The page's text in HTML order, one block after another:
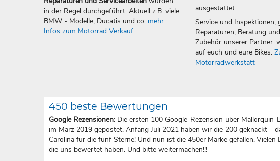
in der Regel durchgeführt. Aktuell z.B. viele
BMW - Modelle, Ducatis und co. mehr
Infos zum Motorrad Verkauf
ausgestattet.
Service und Inspektionen,
Reparaturen, Beratung
Zubehör unserer Partner:
auf euch und eure Bikes.
Motorradwerkstatt
450 beste Bewertungen
Google Rezensionen: Die ersten 100 Google-Rezension über Mallorquin-
im März 2019 gepostet. Anfang Juli 2021 haben wir die 200 geknackt –
Carolina für die fünf Sterne! Und nun ist die 450er Marke gefallen. Vielen
die uns bewertet haben. Und bitte weitermachen!!!